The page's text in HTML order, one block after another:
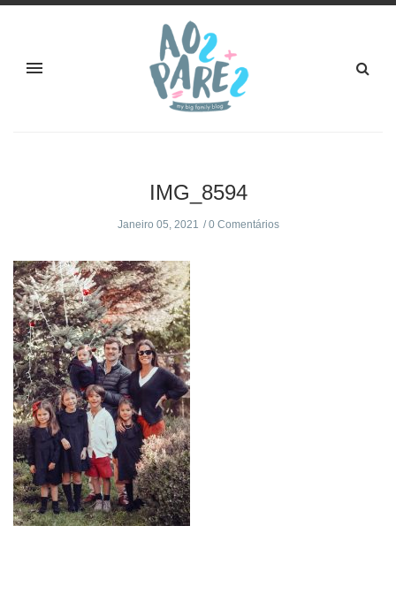
IMG_8594
Janeiro 05, 2021 0 Comentários